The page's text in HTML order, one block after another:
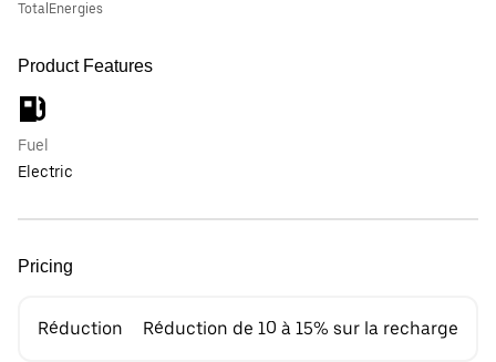
TotalEnergies
Product Features
Fuel
Electric
Pricing
Réduction Réduction de 10 à 15% sur la recharge